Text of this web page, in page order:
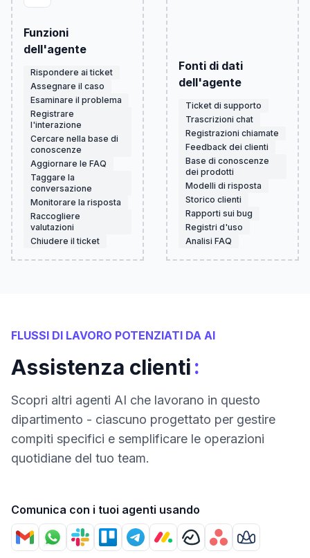
Funzioni
dell'agente
Rispondere ai ticket
Assegnare il caso
Esaminare il problema
Registrare
l'interazione
Cercare nella base di
conoscenze
Aggiornare le FAQ
Taggare la
conversazione
Monitorare la risposta
Raccogliere
valutazioni
Chiudere il ticket
Fonti di dati
dell'agente
Ticket di supporto
Trascrizioni chat
Registrazioni chiamate
Feedback dei clienti
Base di conoscenze
dei prodotti
Modelli di risposta
Storico clienti
Rapporti sui bug
Registri d'uso
Analisi FAQ
FLUSSI DI LAVORO POTENZIATI DA AI
Assistenza clienti:
Scopri altri agenti AI che lavorano in questo
dipartimento - ciascuno progettato per gestire
compiti specifici e semplificare le operazioni
quotidiane del tuo team.
Comunica con i tuoi agenti usando